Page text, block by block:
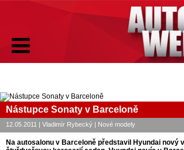
Nástupce Sonaty v Barceloně
12.05.2011 | Vladimír Rybecký | Nové modely
Na autosalonu v Barceloně představil Hyundai nový